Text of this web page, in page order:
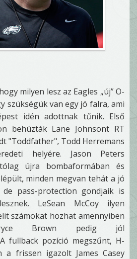
milyen lesz az Eagles „új” O-
szükségük van egy jó falra, ami
idén adottnak tűnik. Első
behúzták Lane Johnsont RT
"Toddfather", Todd Herremans
helyére. Jason Peters
újra bombaformában és
minden megvan tehát a jó
de pass-protection gondjaik is
LeSean McCoy ilyen
számokat hozhat amennyiben
Brown pedig jól
fullback pozíció megszűnt, H-
a frissen igazolt James Casey